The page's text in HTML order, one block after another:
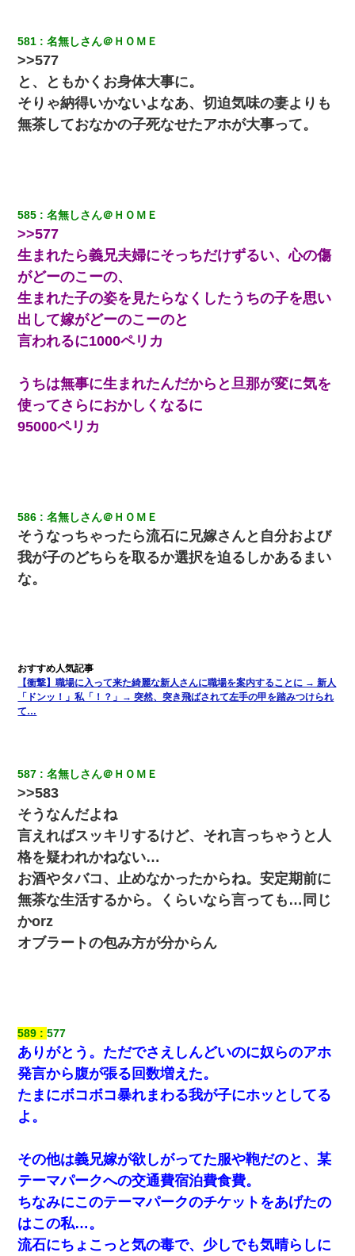
にしてなかったが、あまりにも子供が俺嫁に懐くので最後らへん
顔引きつってた → そして弟嫁が迎えに来た翌日…
【身体で払わせて】女友達「ごめん、何も言わずにお金貸してく
ださい……」俺「いいよ！いくら？」女友達「10万円ぐら
い……」俺「ほい！10万！」→
昨日37歳のおばさんと行為したんだけどめちゃくちゃだった
高1のとき男に襲われ、不妊の叔母に頼まれて出産。→叔母夫婦が
養子縁組してアメリカに子供を連れ帰った。→9・11で叔母夫婦が
亡くなってしまい…
ケーキバイキングにいた単独の50くらいのオッサン、強烈だっ
た。
ら、旦那の顔が曇って雰囲気が一転。そそくさと話を切り上げて
いつもより早く寝付いてしまった…｜生活｜ワロタあんてな
ホテルに泊まったんだけど従業員が最悪だった。折角の旅行で何
放置子が病院送りになったらしい → 俺（二度と帰ってくるなよ…
嫁を半身不随にしやがった恨みは、正直こんなもんじゃ晴れな
い）
ナンパにほいほい付いていった私、地獄に落ちる
嫁が弁護士を連れてきて「悪いと思うなら慰謝料を払って離婚し
ろ」→ 俺「完全に恐喝になってますね」「お前、これが詐欺だっ
ずっとニートだと思ってた同居の義弟が投資で旦那より稼いでる
とか知らなかった…
【悲報】嫁がワイのこと嫌いっぽいから単身赴任した結果
私『貯金貯まったし、やっと家建てられるね！』夫「実家を二世
帯住宅にした。それに貯金使った」→私『離婚しよう』夫「え
っ」私『使った貯金はあげるから』→すると…
新築の家で。クラクラするくらいの「白粉の匂い」が鼻につくも
嫁＆娘「そんな匂いしない…」ある日、友人奥「素敵なアンティ
ークですね！」俺（！？）
彼女(美人女医)にネックレスをプレゼント。「こんな安物を渡すく
らいなら、渡さないほうがマシだからね」→ ６０万したと話した
ら・・・
【クズ】昔、兄がお見合いして「ブスすぎｗｗｗ」と断った女性
童貞俺、宅飲みした女友達2人を家に泊めた結果ｗｗｗｗｗｗ
彼氏の家に泊まる事になり、ゲームで盛り上がってさぁ寝よう！
と電気を消すとミシッって音が…彼「ちょっと待ってて」→勢い
よくドアを開けるとなんと…
581 名無しさん＠ＨＯＭＥ
>>577
と、ともかくお身体大事に。
そりゃ納得いかないよなあ、切迫気味の妻よりも
無茶しておなかの子死なせたアホが大事って。
585 名無しさん＠ＨＯＭＥ
>>577
生まれたら義兄夫婦にそっちだけずるい、心の傷
がどーのこーの、
生まれた子の姿を見たらなくしたうちの子を思い
出して嫁がどーのこーのと
言われるに1000ペリカ
うちは無事に生まれたんだからと旦那が変に気を
使ってさらにおかしくなるに
95000ペリカ
586 名無しさん＠ＨＯＭＥ
そうなっちゃったら流石に兄嫁さんと自分および
我が子のどちらを取るか選択を迫るしかあるまい
な。
【衝撃】職場に入って来た綺麗な新人さんに職場を案内することに → 新人
「ドンッ！」私「！？」→ 突然、突き飛ばされて左手の甲を踏みつけられ
て…
587 名無しさん＠ＨＯＭＥ
>>583
そうなんだよね
言えればスッキリするけど、それ言っちゃうと人
格を疑われかねない…
お酒やタバコ、止めなかったからね。安定期前に
無茶な生活するから。くらいなら言っても…同じ
かorz
オブラートの包み方が分からん
589 577
ありがとう。ただでさえしんどいのに奴らのアホ
発言から腹が張る回数増えた。
たまにボコボコ暴れまわる我が子にホッとしてる
よ。
その他は義兄嫁が欲しがってた服や鞄だのと、某
テーマパークへの交通費宿泊費食費。
ちなみにこのテーマパークのチケットをあげたの
はこの私…。
流石にちょこっと気の毒で、少しでも気晴らしに